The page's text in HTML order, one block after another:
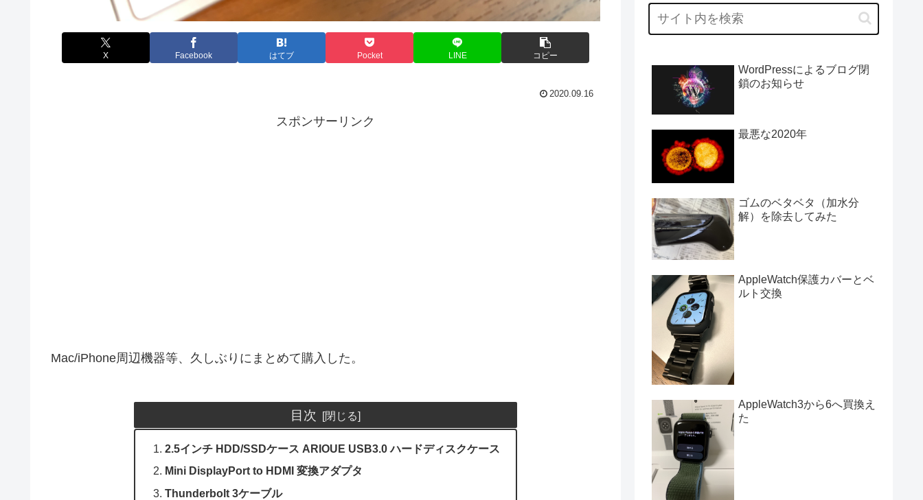
X Facebook はてブ Pocket LINE コピー
2020.09.16
スポンサーリンク
Mac/iPhone周辺機器等、久しぶりにまとめて購入した。
目次
2.5インチ HDD/SSDケース ARIOUE USB3.0 ハードディスクケース
Mini DisplayPort to HDMI 変換アダプタ
Thunderbolt 3ケーブル
WordPressによるブログ閉
鎖のお知らせ
最悪な2020年
ゴムのベタベタ（加水分
解）を除去してみた
AppleWatch保護カバーとベ
ルト交換
AppleWatch3から6へ買換え
た